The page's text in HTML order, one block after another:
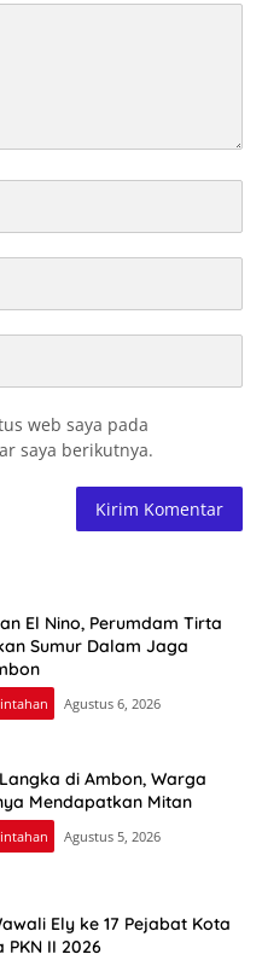
web saya pada
saya berikutnya.
El Nino, Perumdam Tirta
Sumur Dalam Jaga
Agustus 6, 2026
di Ambon, Warga
Mendapatkan Mitan
Agustus 5, 2026
Ely ke 17 Pejabat Kota
PKN II 2026